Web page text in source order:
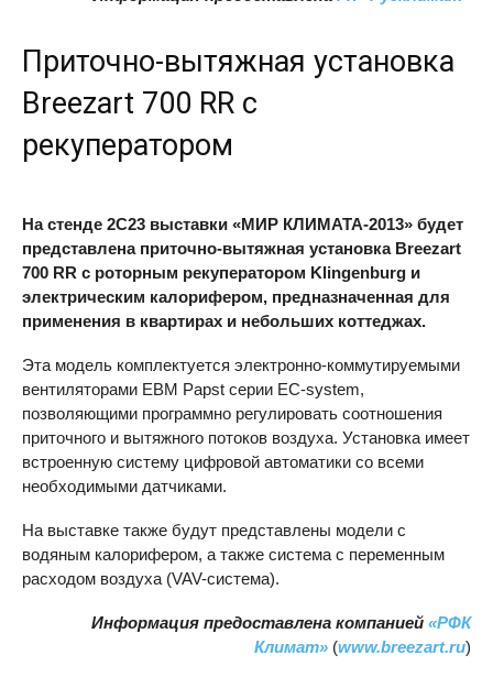
Приточно-вытяжная установка
Breezart 700 RR с
рекуператором
На стенде 2С23 выставки «МИР КЛИМАТА-2013» будет
представлена приточно-вытяжная установка Breezart
700 RR с роторным рекуператором Klingenburg и
электрическим калорифером, предназначенная для
применения в квартирах и небольших коттеджах.
Эта модель комплектуется электронно-коммутируемыми
вентиляторами EBM Papst серии EC-system,
позволяющими программно регулировать соотношения
приточного и вытяжного потоков воздуха. Установка имеет
встроенную систему цифровой автоматики со всеми
необходимыми датчиками.
На выставке также будут представлены модели с
водяным калорифером, а также система с переменным
расходом воздуха (VAV-система).
Информация предоставлена компанией «РФК
Климат» (www.breezart.ru)